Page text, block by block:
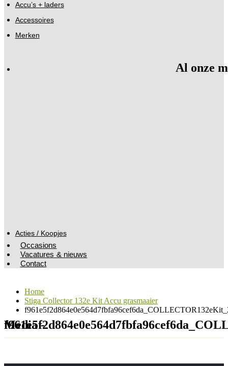
Accu’s + laders
Accessoires
Merken
Al onze
Acties / Koopjes
Occasions
Vacatures & nieuws
Contact
Home
Stiga Collector 132e Kit Accu grasmaaier
Media -